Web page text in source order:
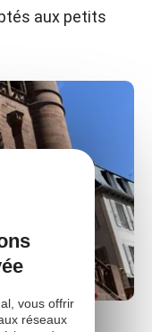
aux petits
vous offrir
réseaux